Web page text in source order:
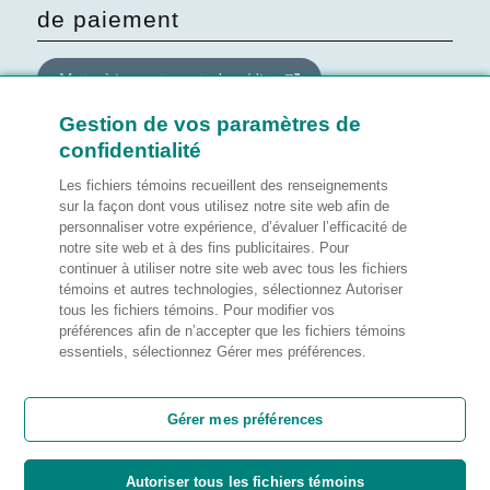
de paiement
Mettre à jour votre carte de crédit
Mettre à jour le consentement
quant au site Web
Gérer mes préférences
Notes légales
Gestion de vos paramètres de
confidentialité
Les fichiers témoins recueillent des renseignements
sur la façon dont vous utilisez notre site web afin de
personnaliser votre expérience, d’évaluer l’efficacité de
notre site web et à des fins publicitaires. Pour
continuer à utiliser notre site web avec tous les fichiers
témoins et autres technologies, sélectionnez Autoriser
tous les fichiers témoins. Pour modifier vos
préférences afin de n’accepter que les fichiers témoins
essentiels, sélectionnez Gérer mes préférences.
Gérer mes préférences
Autoriser tous les fichiers témoins